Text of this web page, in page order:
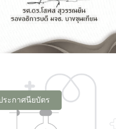
ะกาศนียบัตร